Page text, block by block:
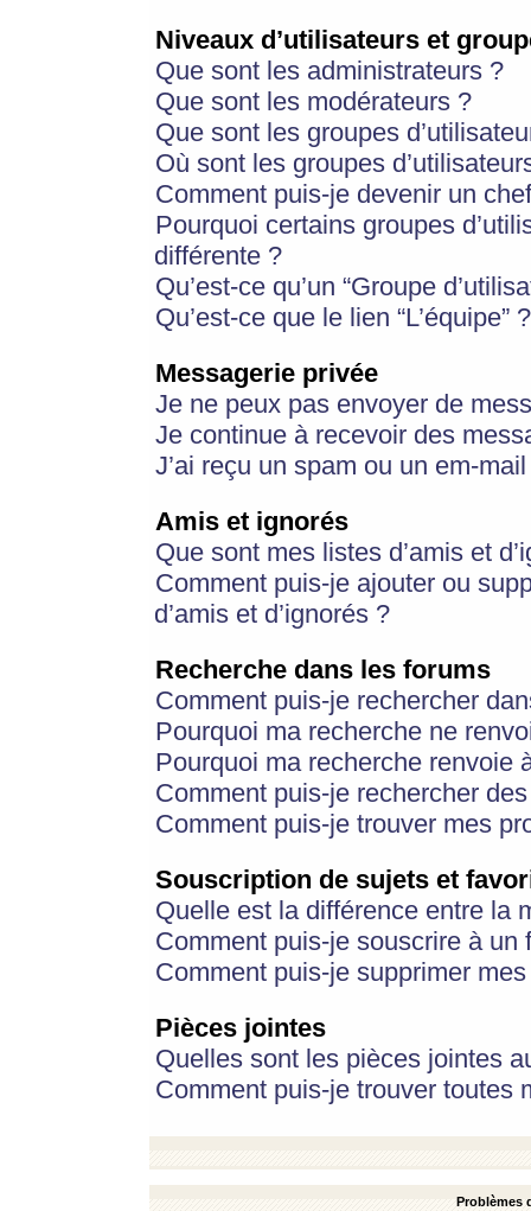
Niveaux d’utilisateurs et
Que sont les administrateurs ?
Que sont les modérateurs ?
Que sont les groupes
Où sont les groupes
Comment puis-je devenir un
Pourquoi certains groupes
différente ?
Qu’est-ce qu’un “Groupe
Qu’est-ce que le lien “L’équipe” ?
Messagerie privée
Je ne peux pas envoyer de
Je continue à recevoir des
J’ai reçu un spam ou un em-
Amis et ignorés
Que sont mes listes d’amis et
Comment puis-je ajouter ou
d’amis et d’ignorés ?
Recherche dans les forums
Comment puis-je rechercher
Pourquoi ma recherche ne
Pourquoi ma recherche renvoie
Comment puis-je rechercher
Comment puis-je trouver mes
Souscription de sujets et
Quelle est la différence entre la
Comment puis-je souscrire à
Comment puis-je supprimer
Pièces jointes
Quelles sont les pièces jointes
Comment puis-je trouver toutes
Problèmes